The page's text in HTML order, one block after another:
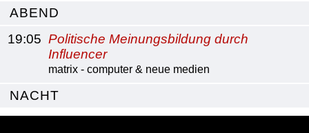
ABEND
19:05 Politische Meinungsbildung durch
Influencer
matrix - computer & neue medien
NACHT